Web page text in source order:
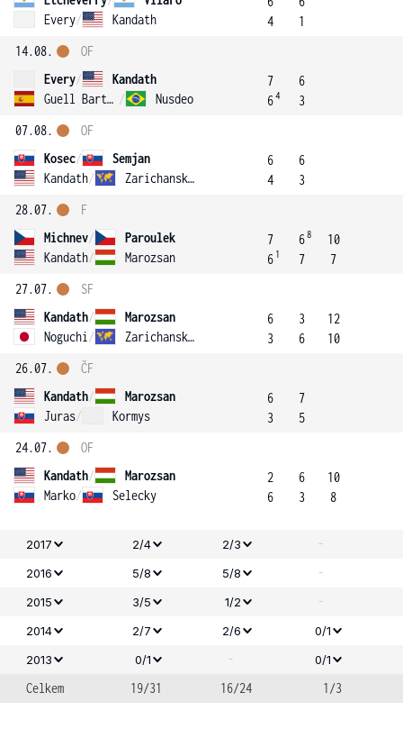
Every/ Kandath
4
1
14.08.
Every/
Kandath
Guell Bartrina / Nusdeo
OF
7
64
6
3
07.08.
Kosec/
Semjan
Kandath/ Zarichanskyy
OF
6
4
6
3
28.07.
Michnev/
Paroulek
Kandath/ Marozsan
F
7
6 1
68
7
10
7
27.07.
Kandath/
Marozsan
Noguchi / Zarichanskyy
SF
6
3
3
6
12
10
26.07.
Kandath/
Marozsan
Juras/ Kormys
ČF
6
3
7
5
24.07.
Kandath/
Marozsan
Marko/ Selecky
OF
2
6
6
3
10
8
2017 2/4 2/3 -
2016 5/8 5/8 -
2015 3/5 1/2 -
2014
2/7 2/6
0/1
2013
0/1 - 0/1
Celkem 19/31 16/24 1/3